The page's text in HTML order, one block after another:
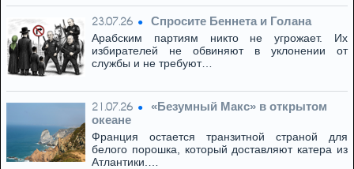
23.07.26 Спросите Беннета и Голана
Арабским партиям никто не угрожает. Их
избирателей не обвиняют в уклонении от
службы и не требуют…
21.07.26
«Безумный Макс» в открытом
океане
Франция остается транзитной страной для
белого порошка, который доставляют катера из
Атлантики.…